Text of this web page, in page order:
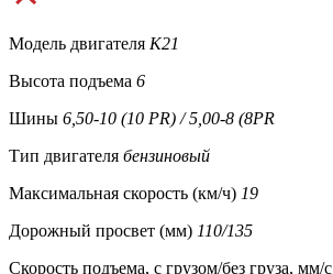
Модель двигателя K21
Высота подъема 6
Шины 6,50-10 (10 PR) / 5,00-8 (8PR
Тип двигателя бензиновый
Максимальная скорость (км/ч) 19
Дорожный просвет (мм) 110/135
Скорость подъема, с грузом/без груза, мм/с